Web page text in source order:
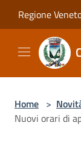
Regione
Home >
Nuovi orari di